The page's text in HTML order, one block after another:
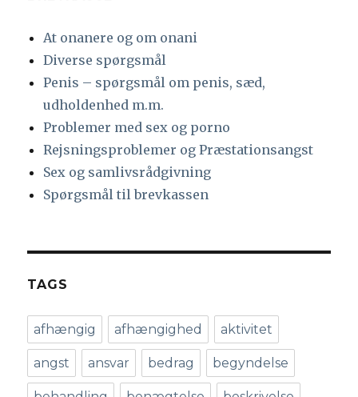
At onanere og om onani
Diverse spørgsmål
Penis – spørgsmål om penis, sæd,
udholdenhed m.m.
Problemer med sex og porno
Rejsningsproblemer og Præstationsangst
Sex og samlivsrådgivning
Spørgsmål til brevkassen
TAGS
afhængig afhængighed aktivitet
angst ansvar bedrag begyndelse